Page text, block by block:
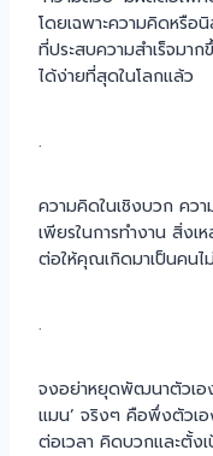
โดยเฉพาะความคิดหรือ
ที่ประสบความสำเร็จมา
ได้ง่ายที่สุดในโลกแล้ว
.
ความคิดในเชิงบวก คว
เพียรในการทำงาน สิ่งเ
ต่อให้คุณเกิดมาเป็นคนไ
.
จงอย่าหยุดพัฒนาตัวเอ
แมน’ จริงๆ คือพึ่งตัวเ
ต่อเวลา คิดบวกและตั้งเ